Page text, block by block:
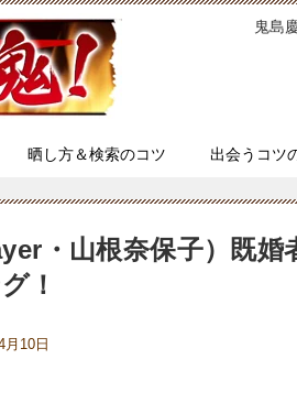
鬼島
晒し方＆検索のコツ 出会うコツ
・山根奈保子）既婚
！
月10日